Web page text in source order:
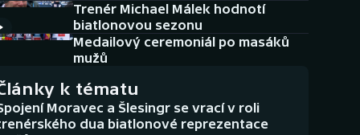
AZ kvízTrenér Michael Málek hodnotí
biatlonovou sezonu
Medailový ceremoniál po masáků
mužů
k tématu
Moravec a Šlesingr se vrací v roli
dua biatlonové reprezentace